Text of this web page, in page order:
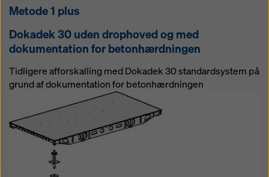
Metode 1 plus
Dokadek 30 uden drophoved og med
dokumentation for betonhærdningen
Tidligere afforskalling med Dokadek 30 standardsystem på
grund af dokumentation for betonhærdningen